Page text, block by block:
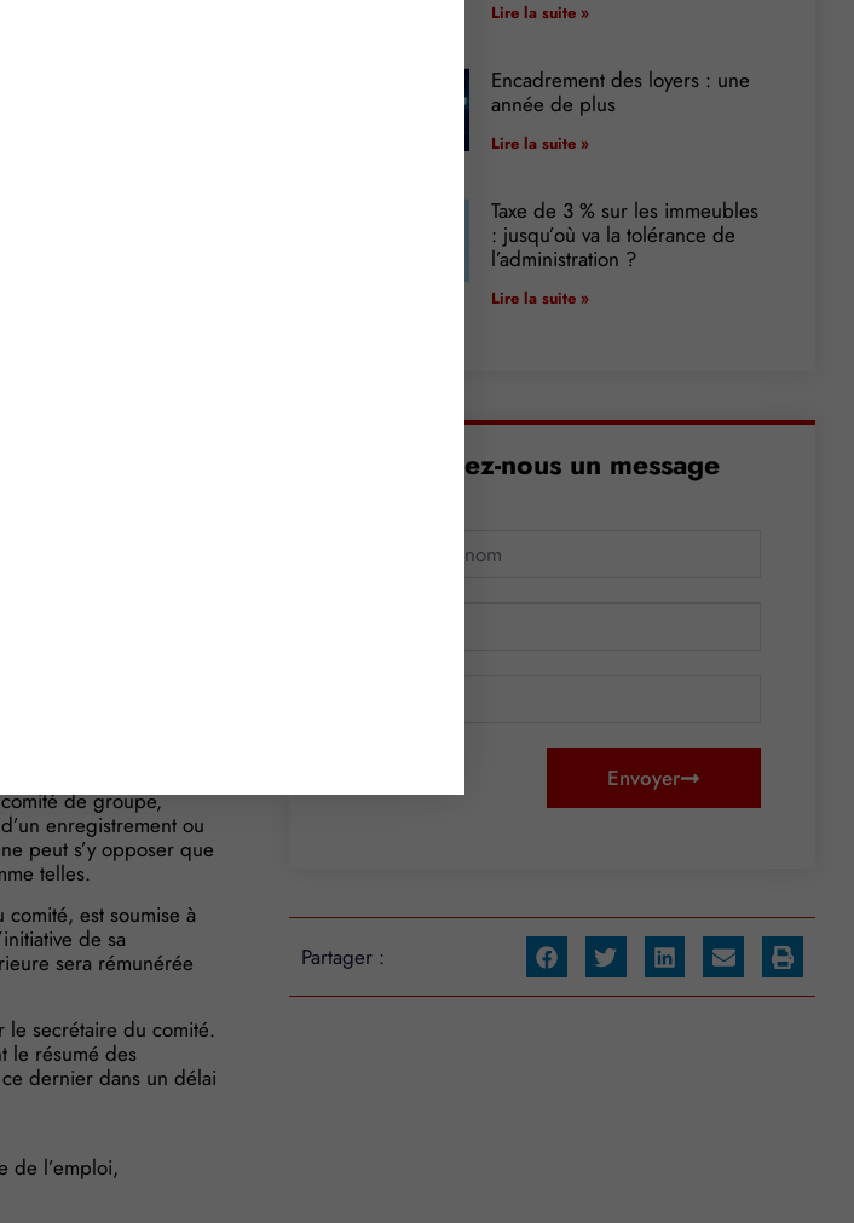
comité d’entreprise et
les nouvelles
et
de recourir à la
secret de
et son vote. Les
de groupe,
enregistrement ou
peut s’y opposer que
telles.
est soumise à
de sa
sera rémunérée
le secrétaire du comité.
le résumé des
dernier dans un délai
de l’emploi,
Lire la suite »
Encadrement des loyers : une
année de plus
Lire la suite »
Taxe de 3 % sur les immeubles
: jusqu’où va la tolérance de
l’administration ?
Lire la suite »
Envoyez-nous un message
Envoyer
Partager :